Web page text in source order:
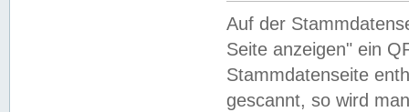
Auf der
Seite anzeigen" ein
Stammdatenseite
gescannt, so wird